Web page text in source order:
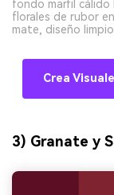
fondo marfil
florales de rubor
mate, diseño
Crea
3) Granate y